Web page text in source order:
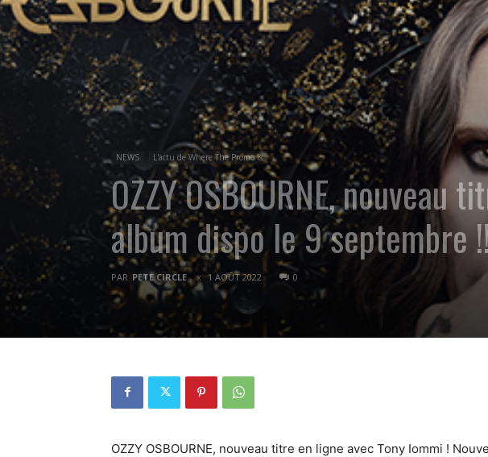
NEWS L'actu de Where The Promo Is
OZZY OSBOURNE,
album dispo le 9 septembre
PAR PETE CIRCLE 1 AOÛT 2022 0
OZZY OSBOURNE, nouveau titre en ligne avec Tony Iommi !